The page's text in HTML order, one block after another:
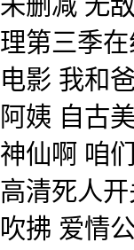
理第三季
电影 我和
阿姨 自古
神仙啊 咱
高清死人
吹拂 爱情